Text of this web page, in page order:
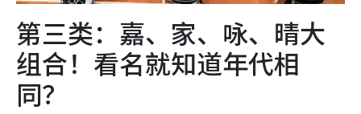
第三类：嘉、家、咏、晴大
组合！看名就知道年代相
同？